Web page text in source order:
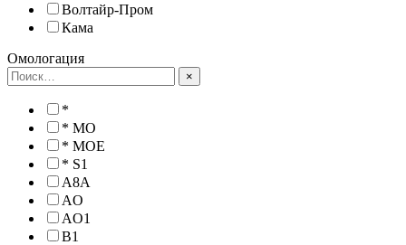
Волтайр-Пром
Кама
Омологация
×
*
* MO
* MOE
* S1
A8A
AO
AO1
B1